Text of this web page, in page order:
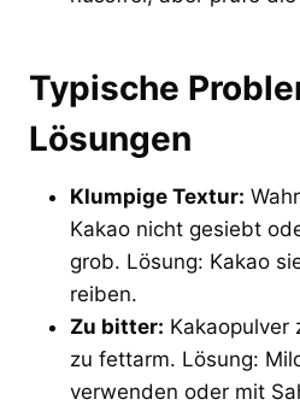
Typische
Lösungen
Klumpige Textur:
Kakao nicht gesiebt
grob. Lösung: Kakao
reiben.
Zu bitter: Kakaopulver
zu fettarm. Lösung:
verwenden oder mit